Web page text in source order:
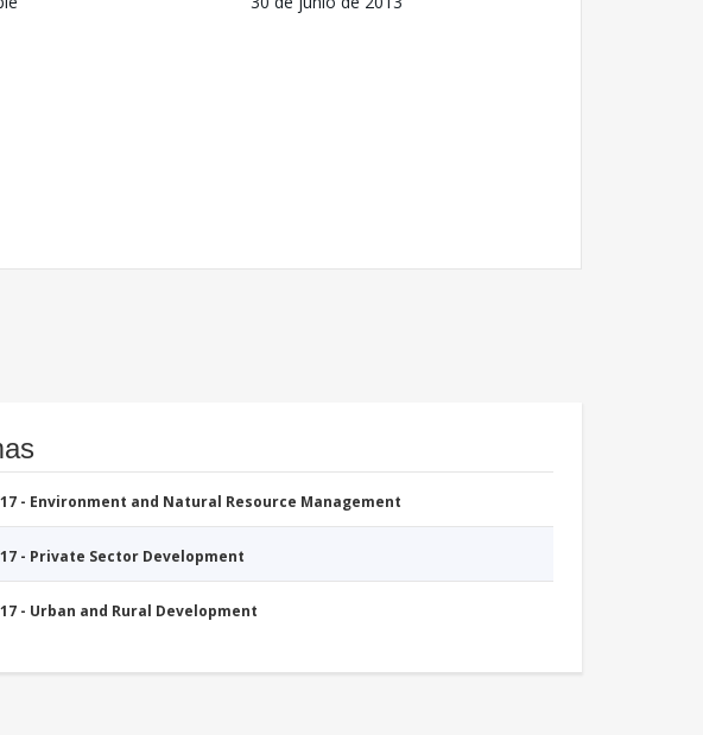
- Environment and Natural Resource Management
- Private Sector Development
- Urban and Rural Development